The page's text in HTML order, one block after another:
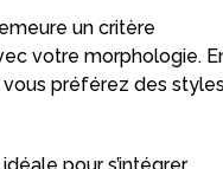
un critère
votre morphologie.
vous préférez des styles